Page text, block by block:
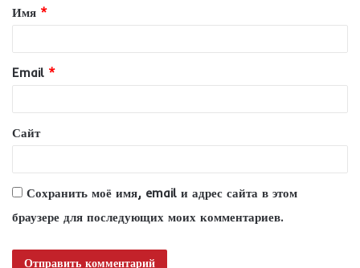
а
й
*
Имя *
Email *
Сайт
Сохранить моё имя, email и адрес сайта в этом
браузере для последующих моих комментариев.